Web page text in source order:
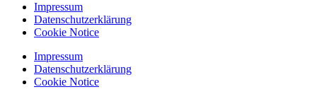
Impressum
Datenschutzerklärung
Cookie Notice
Impressum
Datenschutzerklärung
Cookie Notice